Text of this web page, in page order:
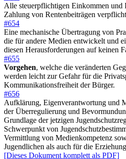
Alle steuerpflichtigen Einkommen und
Zahlung von Rentenbeiträgen
#654
Eine mechanische Übertragung von
die für andere Medien entwickelt und
diesen Herausforderungen auf keinen
#655
Vorgehen, welche die veränderten
werden leicht zur Gefahr für die
Kommunikationsfreiheit der Bürger.
#656
Aufklärung, Eigenverantwortung und
der Überregulierung und
Grundlage der jetzigen
Schwerpunkt von
Vermittlung von Medienkompetenz
Jugendlichen als auch für die
[Dieses Dokument komplett als PDF]